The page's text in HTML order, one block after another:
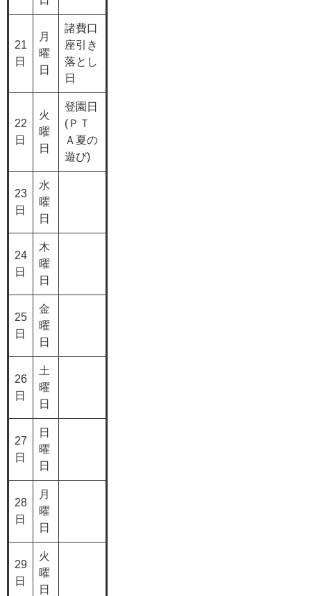
21
日
月
曜
日
諸費口
座引き
落とし
日
22
日
火
曜
日
登園日
(ＰＴ
Ａ夏の
遊び)
23
日
水
曜
日
24
日
木
曜
日
25
日
金
曜
日
26
日
土
曜
日
27
日
日
曜
日
28
日
月
曜
日
29
日
火
曜
日